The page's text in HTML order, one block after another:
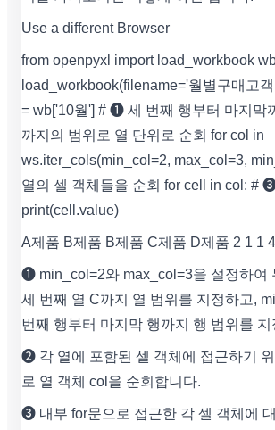
Use a different Browser
from openpyxl import load_workbook
load_workbook(filename='월별구매고
= wb['10월'] # ❶ 세 번째 행부터 마지막
까지의 범위로 열 단위로 순회 for col in
ws.iter_cols(min_col=2, max_col=3,
열의 셀 객체들을 순회 for cell in col: #
print(cell.value)
A제품 B제품 B제품 C제품 D제품 2 1 1
❶ min_col=2와 max_col=3을 설정하여
세 번째 열 C까지 열 범위를 지정하고,
번째 행부터 마지막 행까지 행 범위를
❷ 각 열에 포함된 셀 객체에 접근하기
로 열 객체 col을 순회합니다.
❸ 내부 for문으로 접근한 각 셀 객체에